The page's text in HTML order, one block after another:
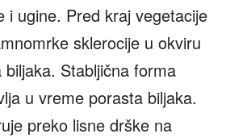
i ugine. Pred kraj vegetacije
sklerocije u okviru
Stabljična forma
u vreme porasta biljaka.
preko lisne drške na